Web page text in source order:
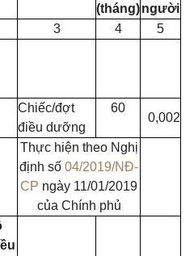
(tháng)người
3 4 5
Chiếc/đợt
điều dưỡng
60
0,002
Thực hiện theo Nghị
định số 04/2019/NĐ-
CP ngày 11/01/2019
của Chính phủ